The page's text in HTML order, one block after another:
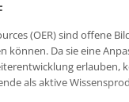
(OER) sind offene
können. Da sie eine
erlauben,
als aktive